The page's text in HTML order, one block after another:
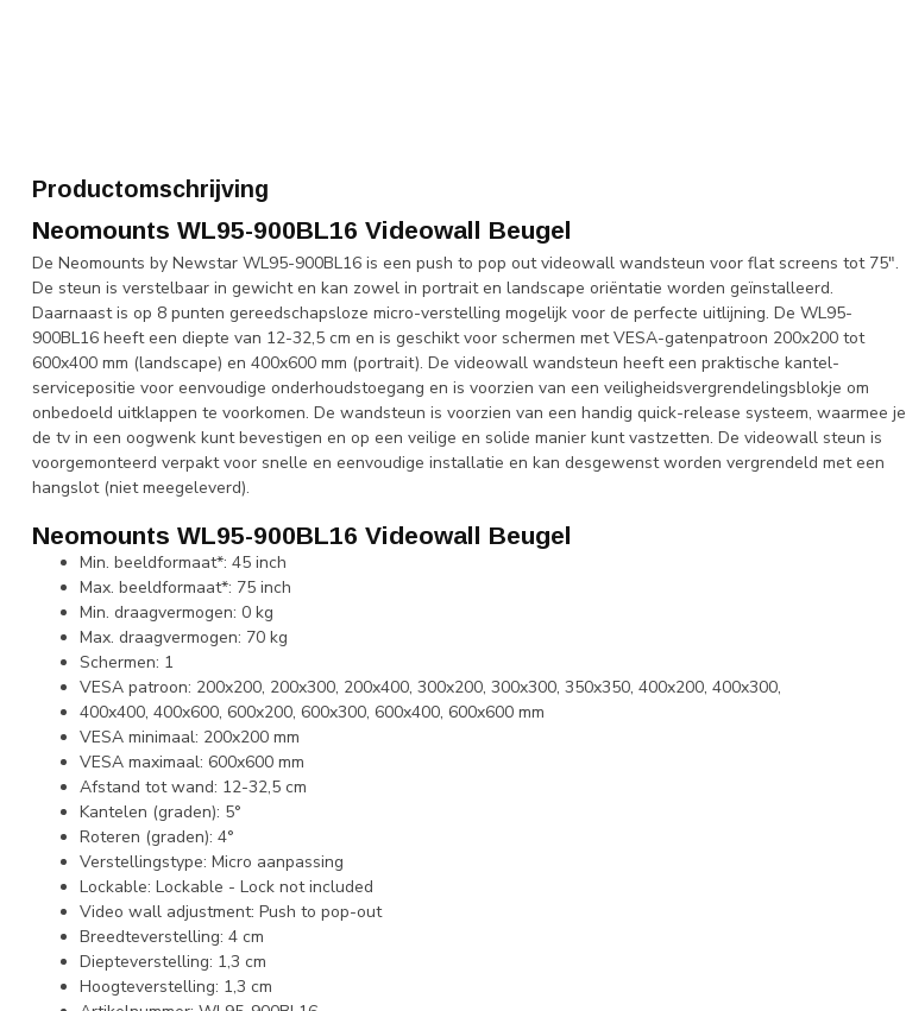
Productomschrijving
Neomounts WL95-900BL16 Videowall Beugel
De Neomounts by Newstar WL95-900BL16 is een push to pop out videowall wandsteun voor flat screens tot 75".
De steun is verstelbaar in gewicht en kan zowel in portrait en landscape oriëntatie worden geïnstalleerd.
Daarnaast is op 8 punten gereedschapsloze micro-verstelling mogelijk voor de perfecte uitlijning. De WL95-
900BL16 heeft een diepte van 12-32,5 cm en is geschikt voor schermen met VESA-gatenpatroon 200x200 tot
600x400 mm (landscape) en 400x600 mm (portrait). De videowall wandsteun heeft een praktische kantel-
servicepositie voor eenvoudige onderhoudstoegang en is voorzien van een veiligheidsvergrendelingsblokje om
onbedoeld uitklappen te voorkomen. De wandsteun is voorzien van een handig quick-release systeem, waarmee je
de tv in een oogwenk kunt bevestigen en op een veilige en solide manier kunt vastzetten. De videowall steun is
voorgemonteerd verpakt voor snelle en eenvoudige installatie en kan desgewenst worden vergrendeld met een
hangslot (niet meegeleverd).
Neomounts WL95-900BL16 Videowall Beugel
Min. beeldformaat*: 45 inch
Max. beeldformaat*: 75 inch
Min. draagvermogen: 0 kg
Max. draagvermogen: 70 kg
Schermen: 1
VESA patroon: 200x200, 200x300, 200x400, 300x200, 300x300, 350x350, 400x200, 400x300,
400x400, 400x600, 600x200, 600x300, 600x400, 600x600 mm
VESA minimaal: 200x200 mm
VESA maximaal: 600x600 mm
Afstand tot wand: 12-32,5 cm
Kantelen (graden): 5°
Roteren (graden): 4°
Verstellingstype: Micro aanpassing
Lockable: Lockable - Lock not included
Video wall adjustment: Push to pop-out
Breedteverstelling: 4 cm
Diepteverstelling: 1,3 cm
Hoogteverstelling: 1,3 cm